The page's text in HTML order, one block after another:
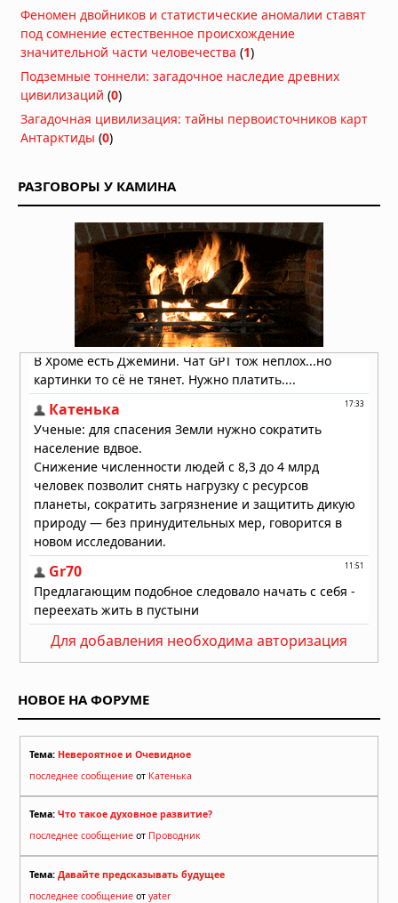
Феномен двойников и статистические аномалии ставят
под сомнение естественное происхождение
значительной части человечества (1)
Подземные тоннели: загадочное наследие древних
цивилизаций (0)
Загадочная цивилизация: тайны первоисточников карт
Антарктиды (0)
РАЗГОВОРЫ У КАМИНА
Для добавления необходима авторизация
НОВОЕ НА ФОРУМЕ
Тема: Невероятное и Очевидное
последнее сообщение от Катенька
Тема: Что такое духовное развитие?
последнее сообщение от Проводник
Тема: Давайте предсказывать будущее
последнее сообщение от yater